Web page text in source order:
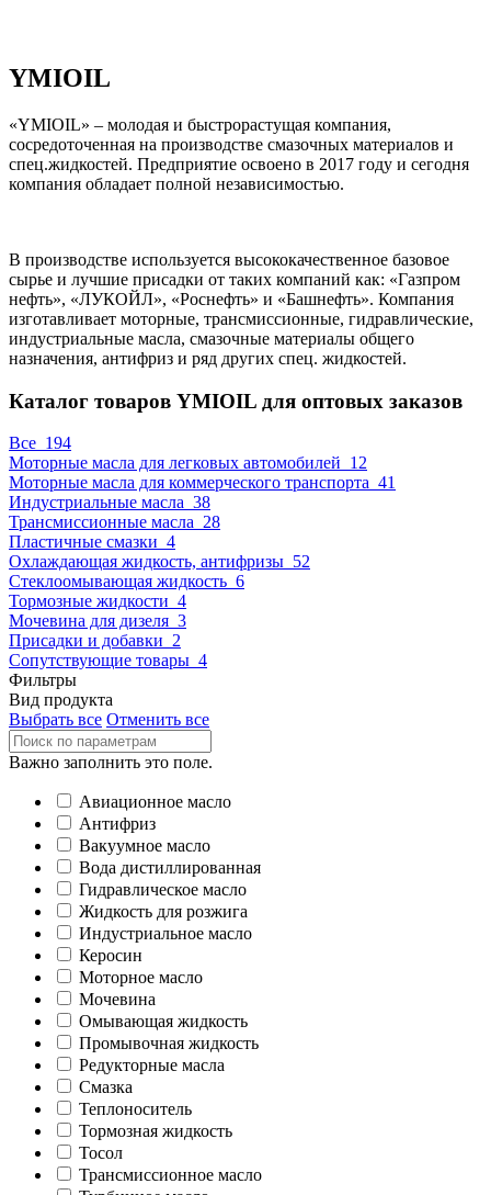
YMIOIL
«YMIOIL» – молодая и быстрорастущая компания,
сосредоточенная на производстве смазочных материалов и
спец.жидкостей. Предприятие освоено в 2017 году и сегодня
компания обладает полной независимостью.
В производстве используется высококачественное базовое
сырье и лучшие присадки от таких компаний как: «Газпром
нефть», «ЛУКОЙЛ», «Роснефть» и «Башнефть». Компания
изготавливает моторные, трансмиссионные, гидравлические,
индустриальные масла, смазочные материалы общего
назначения, антифриз и ряд других спец. жидкостей.
Каталог товаров YMIOIL для оптовых заказов
Все 194
Моторные масла для легковых автомобилей 12
Моторные масла для коммерческого транспорта 41
Индустриальные масла 38
Трансмиссионные масла 28
Пластичные смазки 4
Охлаждающая жидкость, антифризы 52
Стеклоомывающая жидкость 6
Тормозные жидкости 4
Мочевина для дизеля 3
Присадки и добавки 2
Сопутствующие товары 4
Фильтры
Вид продукта
Выбрать все Отменить все
Важно заполнить это поле.
Авиационное масло
Антифриз
Вакуумное масло
Вода дистиллированная
Гидравлическое масло
Жидкость для розжига
Индустриальное масло
Керосин
Моторное масло
Мочевина
Омывающая жидкость
Промывочная жидкость
Редукторные масла
Смазка
Теплоноситель
Тормозная жидкость
Тосол
Трансмиссионное масло